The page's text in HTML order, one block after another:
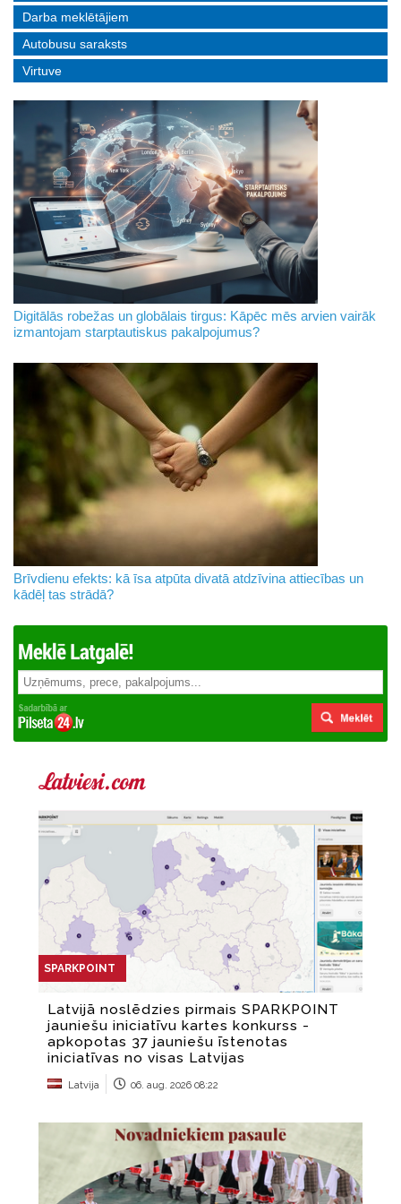
Darba meklētājiem
Autobusu saraksts
Virtuve
Digitālās robežas un globālais tirgus: Kāpēc mēs arvien vairāk
izmantojam starptautiskus pakalpojumus?
Brīvdienu efekts: kā īsa atpūta divatā atdzīvina attiecības un
kādēļ tas strādā?